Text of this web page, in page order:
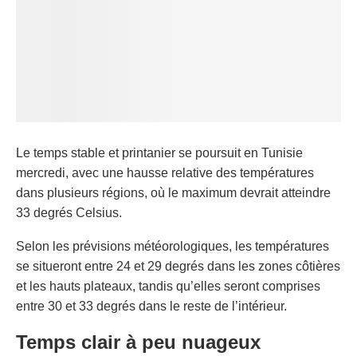
Le temps stable et printanier se poursuit en Tunisie
mercredi, avec une hausse relative des températures
dans plusieurs régions, où le maximum devrait atteindre
33 degrés Celsius.
Selon les prévisions météorologiques, les températures
se situeront entre 24 et 29 degrés dans les zones côtières
et les hauts plateaux, tandis qu’elles seront comprises
entre 30 et 33 degrés dans le reste de l’intérieur.
Temps clair à peu nuageux